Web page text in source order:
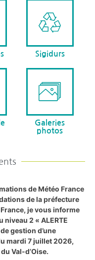
Sigidurs
Galeries
photos
de Météo France
de la préfecture
je vous informe
2 « ALERTE
gestion d’une
mardi 7 juillet 2026,
Val-d’Oise.